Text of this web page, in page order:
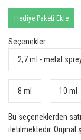
Hediye Paketi Ekle
Seçenekler
2,7 ml - metal
8 ml 10 ml
Bu seçeneklerden
iletilmektedir. Orijinal